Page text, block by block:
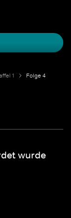
1 Folge 4
wurde